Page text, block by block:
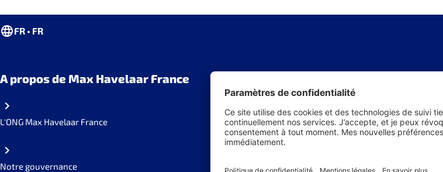
FR • FR
A propos de Max Havelaar France
L'ONG Max Havelaar France
Notre gouvernance